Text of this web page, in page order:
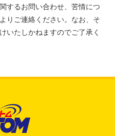
するお問い合わせ、苦情につ
よりご連絡ください。なお、そ
いたしかねますのでご了承く